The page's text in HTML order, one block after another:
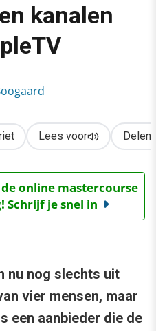
kanalen
Lees voor Delen
de online mastercourse
Schrijf je snel in
nu nog slechts uit
vier mensen, maar
een aanbieder die de